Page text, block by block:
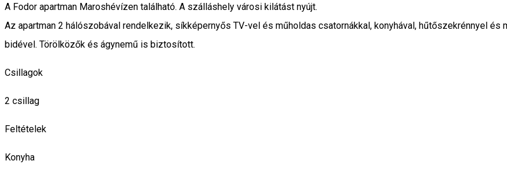
A Fodor apartman Maroshévízen található. A szálláshely városi kilátást nyújt.
Az apartman 2 hálószobával rendelkezik, síkképernyős TV-vel és műholdas csatornákkal, konyhával, hűtőszekrénnyel
bidével. Törölközők és ágynemű is biztosított.
Csillagok
2 csillag
Feltételek
Konyha